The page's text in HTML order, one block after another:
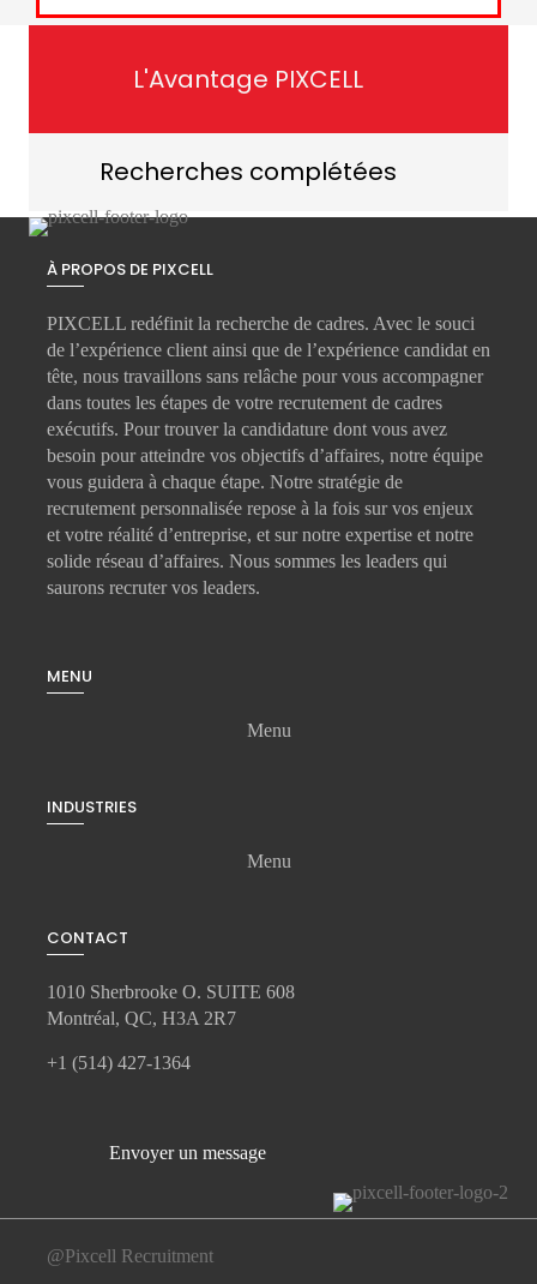
L'Avantage PIXCELL
Recherches complétées
À PROPOS DE PIXCELL
PIXCELL redéfinit la recherche de cadres. Avec le souci
de l’expérience client ainsi que de l’expérience candidat en
tête, nous travaillons sans relâche pour vous accompagner
dans toutes les étapes de votre recrutement de cadres
exécutifs. Pour trouver la candidature dont vous avez
besoin pour atteindre vos objectifs d’affaires, notre équipe
vous guidera à chaque étape. Notre stratégie de
recrutement personnalisée repose à la fois sur vos enjeux
et votre réalité d’entreprise, et sur notre expertise et notre
solide réseau d’affaires. Nous sommes les leaders qui
saurons recruter vos leaders.
MENU
Menu
INDUSTRIES
Menu
CONTACT
1010 Sherbrooke O. SUITE 608
Montréal, QC, H3A 2R7
+1 (514) 427-1364
Envoyer un message
@Pixcell Recruitment